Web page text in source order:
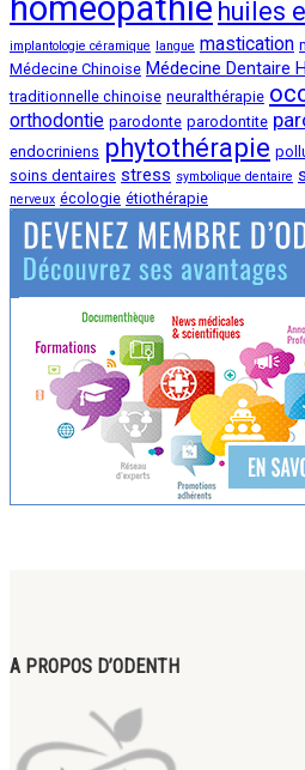
huiles
implantologie céramique langue mastication
Médecine Chinoise Médecine Dentaire
traditionnelle chinoise neuralthérapie
orthodontie parodonte parodontite
endocriniens phytothérapie
soins dentaires stress symbolique dentaire
nerveux écologie étiothérapie
A PROPOS D’ODENTH